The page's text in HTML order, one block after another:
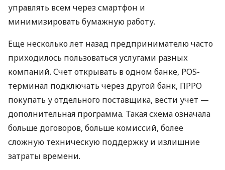
управлять всем через смартфон и
минимизировать бумажную работу.
Еще несколько лет назад предпринимателю часто
приходилось пользоваться услугами разных
компаний. Счет открывать в одном банке, POS-
терминал подключать через другой банк, ПРРО
покупать у отдельного поставщика, вести учет —
дополнительная программа. Такая схема означала
больше договоров, больше комиссий, более
сложную техническую поддержку и излишние
затраты времени.